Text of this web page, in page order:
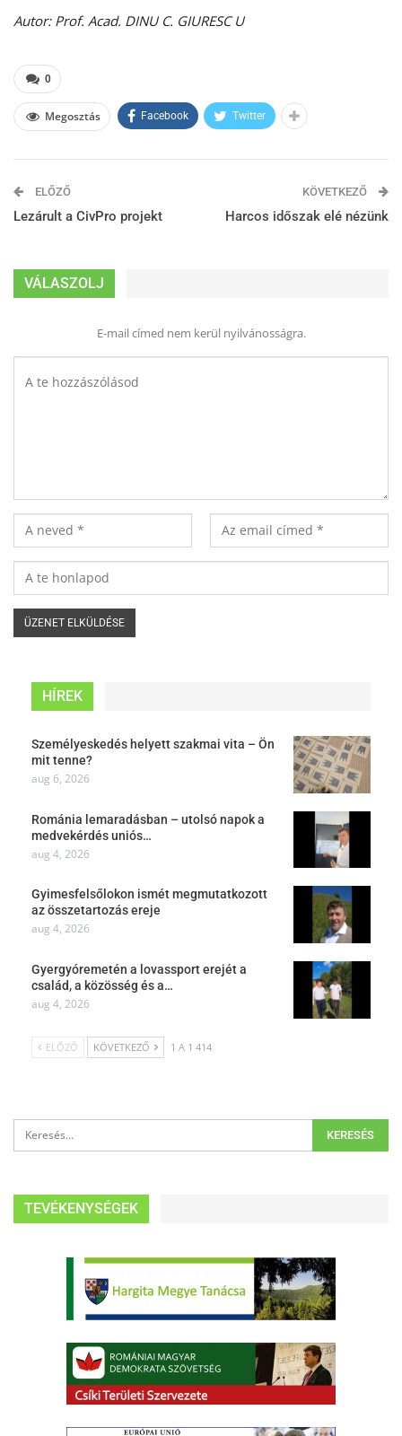
Autor: Prof. Acad. DINU C. GIURESC U
0
Megosztás Facebook Twitter
ELŐZŐ
Lezárult a CivPro projekt
KÖVETKEZŐ
Harcos időszak elé nézünk
VÁLASZOLJ
E-mail címed nem kerül nyilvánosságra.
HÍREK
Személyeskedés helyett szakmai vita – Ön
mit tenne?
aug 6, 2026
Románia lemaradásban – utolsó napok a
medvekérdés uniós…
aug 4, 2026
Gyimesfelsőlokon ismét megmutatkozott
az összetartozás ereje
aug 4, 2026
Gyergyóremetén a lovassport erejét a
család, a közösség és a…
aug 4, 2026
ELŐZŐ KÖVETKEZŐ 1 A 1 414
TEVÉKENYSÉGEK